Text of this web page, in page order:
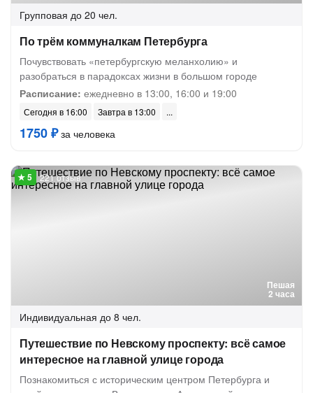
Групповая до 20 чел.
По трём коммуналкам Петербурга
Почувствовать «петербургскую меланхолию» и
разобраться в парадоксах жизни в большом городе
Расписание: ежедневно в 13:00, 16:00 и 19:00
Сегодня в 16:00 Завтра в 13:00
1750 ₽за человека
Пешая
2 часа
221 отзыв
Индивидуальная до 8 чел.
Путешествие по Невскому проспекту: всё самое
интересное на главной улице города
Познакомиться с историческим центром Петербурга и